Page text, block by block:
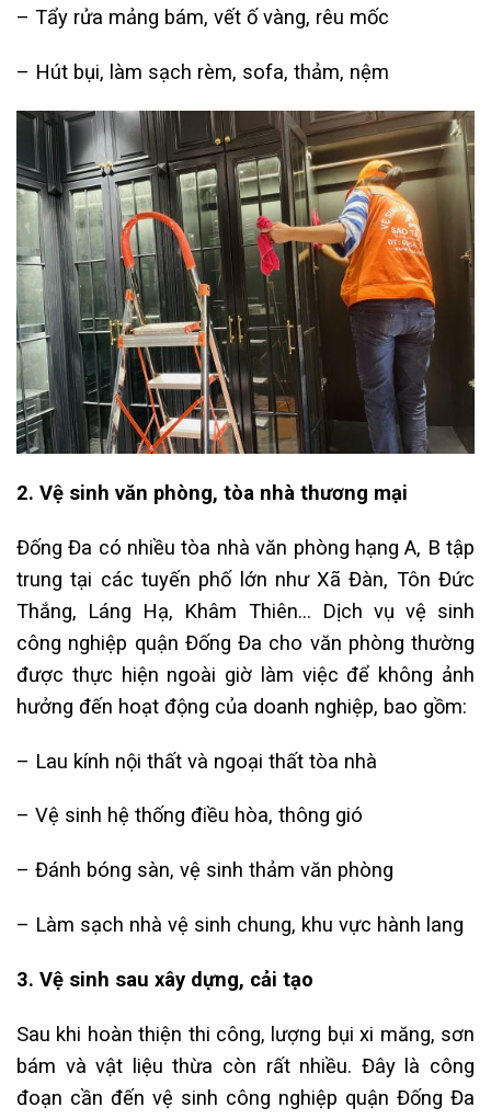
– Tẩy rửa mảng bám, vết ố vàng, rêu mốc
– Hút bụi, làm sạch rèm, sofa, thảm, nệm
2. Vệ sinh văn phòng, tòa nhà thương mại
Đống Đa có nhiều tòa nhà văn phòng hạng A, B tập
trung tại các tuyến phố lớn như Xã Đàn, Tôn Đức
Thắng, Láng Hạ, Khâm Thiên… Dịch vụ vệ sinh
công nghiệp quận Đống Đa cho văn phòng thường
được thực hiện ngoài giờ làm việc để không ảnh
hưởng đến hoạt động của doanh nghiệp, bao gồm:
– Lau kính nội thất và ngoại thất tòa nhà
– Vệ sinh hệ thống điều hòa, thông gió
– Đánh bóng sàn, vệ sinh thảm văn phòng
– Làm sạch nhà vệ sinh chung, khu vực hành lang
3. Vệ sinh sau xây dựng, cải tạo
Sau khi hoàn thiện thi công, lượng bụi xi măng, sơn
bám và vật liệu thừa còn rất nhiều. Đây là công
đoạn cần đến vệ sinh công nghiệp quận Đống Đa